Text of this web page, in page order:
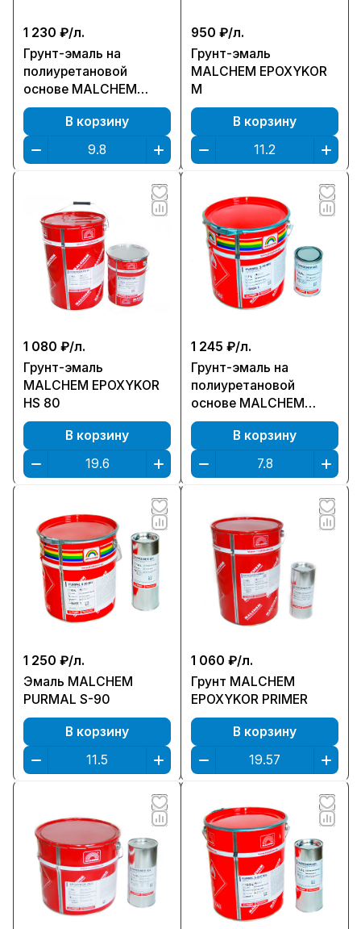
1 230 ₽/л.
Грунт-эмаль на
полиуретановой
основе MALCHEM
PURMAL S-50
В корзину
950 ₽/л.
Грунт-эмаль
MALCHEM EPOXYKOR
М
В корзину
1 080 ₽/л.
Грунт-эмаль
MALCHEM EPOXYKOR
HS 80
В корзину
1 245 ₽/л.
Грунт-эмаль на
полиуретановой
основе MALCHEM
PURMAL S 70
В корзину
1 250 ₽/л.
Эмаль MALCHEM
PURMAL S-90
В корзину
1 060 ₽/л.
Грунт MALCHEM
EPOXYKOR PRIMER
В корзину